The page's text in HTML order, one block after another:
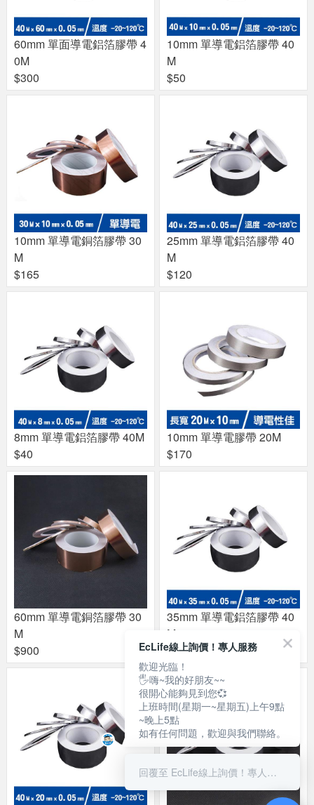
60mm 單面導電鋁箔膠帶 4
0M
$300
10mm 單導電鋁箔膠帶 40
M
$50
10mm 單導電銅箔膠帶 30
M
$165
25mm 單導電鋁箔膠帶 40
M
$120
8mm 單導電鋁箔膠帶 40M
$40
10mm 單導電膠帶 20M
$170
60mm 單導電銅箔膠帶 30
M
$900
35mm 單導電鋁箔膠帶 40
M
$200
EcLife線上詢價！專人服務
歡迎光臨！
🖐嗨~我的好朋友~~
很開心能夠見到您💞
上班時間(星期一~星期五)上午9點
~晚上5點
如有任何問題，歡迎與我們聯絡。
回覆至 EcLife線上詢價！專人服務